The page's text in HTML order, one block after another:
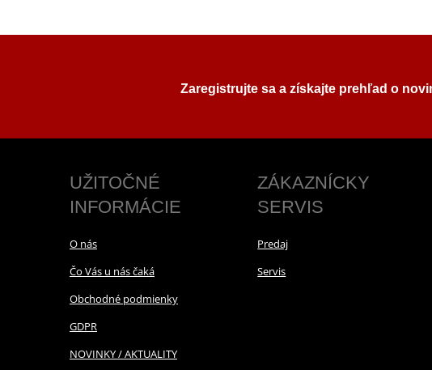
Zaregistrujte sa a získajte prehľad o
UŽITOČNÉ
INFORMÁCIE
O nás
Čo Vás u nás čaká
Obchodné podmienky
GDPR
NOVINKY / AKTUALITY
ZÁKAZNÍCKY
SERVIS
Predaj
Servis